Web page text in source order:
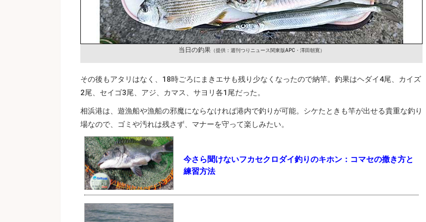
当日の釣果（提供：週刊つりニュース関東版APC・澤田朝寛）
その後もアタリはなく、18時ごろにまきエサも残り少なくなったので納竿。釣果はヘダイ4尾、カイズ
2尾、セイゴ3尾、アジ、カマス、サヨリ各1尾だった。
相浜港は、遊漁船や漁船の邪魔にならなければ港内で釣りが可能。シケたときも竿が出せる貴重な釣り
場なので、ゴミや汚れは残さず、マナーを守って楽しみたい。
今さら聞けないフカセクロダイ釣りのキホン：コマセの撒き方と
練習方法